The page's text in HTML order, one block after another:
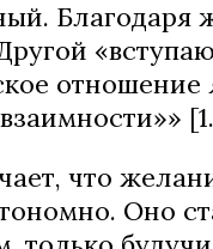
Благодаря
отношение
что
Оно